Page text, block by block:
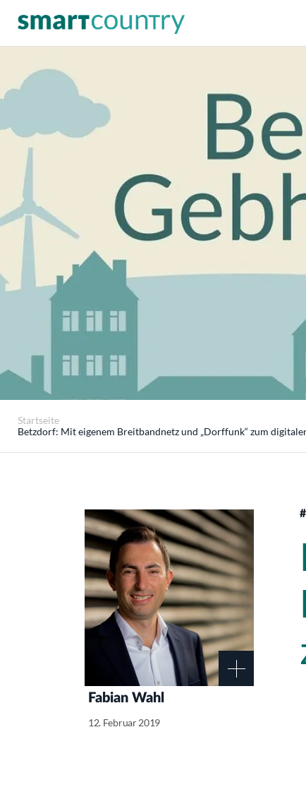
Startseite
Betzdorf: Mit eigenem Breitbandnetz und „Dorffunk“ zum
Fabian Wahl
12. Februar 2019